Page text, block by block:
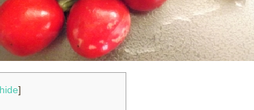
hide]